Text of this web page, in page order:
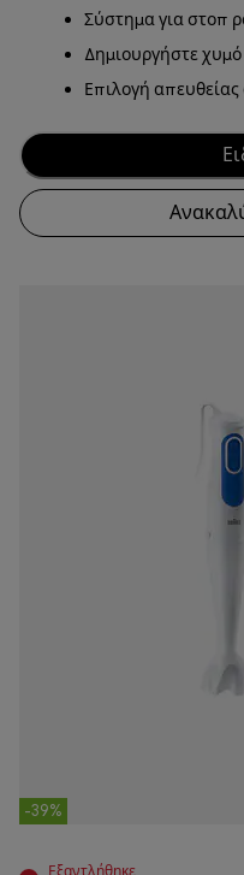
Σύστημα για στοπ
Δημιουργήστε
Επιλογή απευθείας
-39%
Εξαντλήθηκε